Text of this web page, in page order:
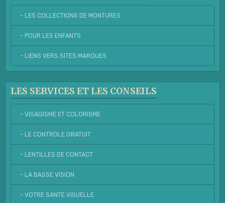
- LES COLLECTIONS DE MONTURES
- POUR LES ENFANTS
- LIENS VERS SITES MARQUES
LES SERVICES ET LES CONSEILS
- VISAGISME ET COLORISME
- LE CONTROLE GRATUIT
- LENTILLES DE CONTACT
- LA BASSE VISION
- VOTRE SANTE VISUELLE